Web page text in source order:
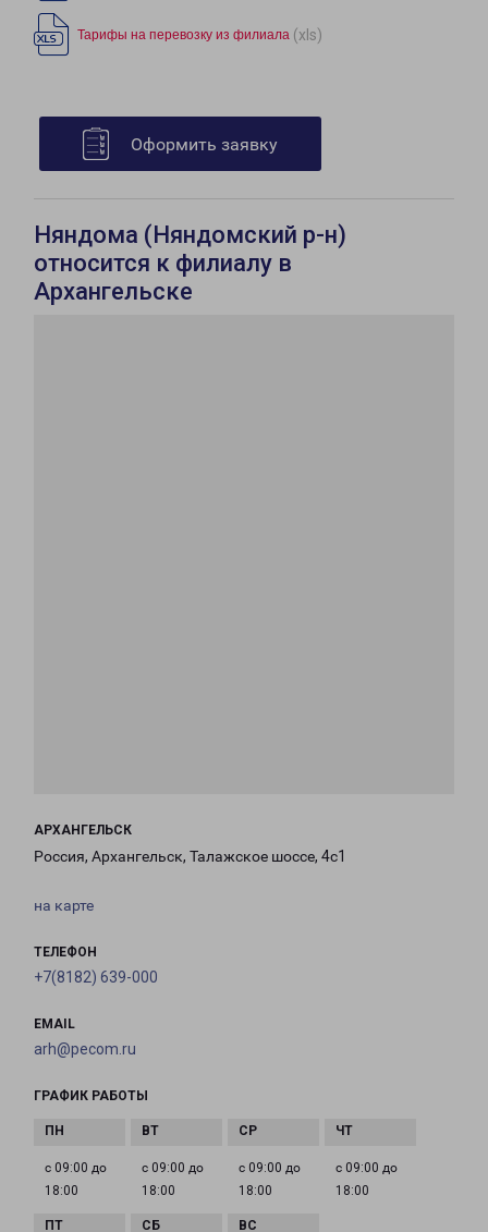
Тарифы на перевозку из филиала (xls)
Оформить заявку
Няндома (Няндомский р-н)
относится к филиалу в
Архангельске
АРХАНГЕЛЬСК
Россия, Архангельск, Талажское шоссе, 4с1
на карте
ТЕЛЕФОН
+7(8182) 639-000
EMAIL
arh@pecom.ru
ГРАФИК РАБОТЫ
с 09:00 до
18:00
с 09:00 до
18:00
с 09:00 до
18:00
с 09:00 до
18:00